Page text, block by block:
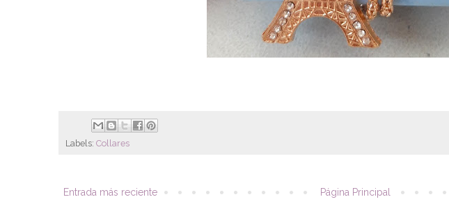
Labels: Collares
Entrada más reciente Página Principal